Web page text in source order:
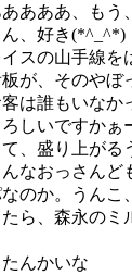
あああ、もう
、好き(*^_^*)
スの山手線を
が、そのやぼ
は誰もいなか
しいですかぁ
、盛り上がる
なおっさんど
のか。うんこ
ら、森永のミ
んかいな